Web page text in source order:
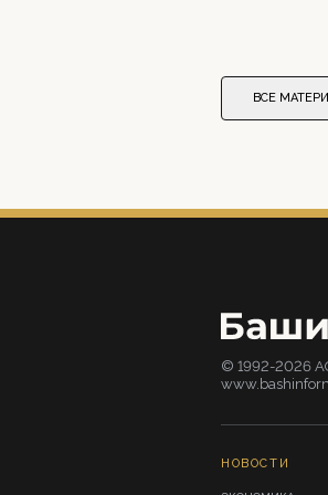
ВСЕ
© 1992-2026
НОВОСТИ